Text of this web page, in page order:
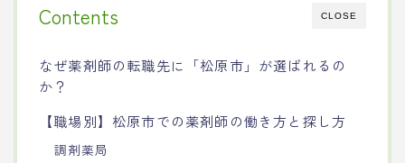
CLOSE
Contents
なぜ薬剤師の転職先に「松原市」が選ばれるの
か？
【職場別】松原市での薬剤師の働き方と探し方
調剤薬局